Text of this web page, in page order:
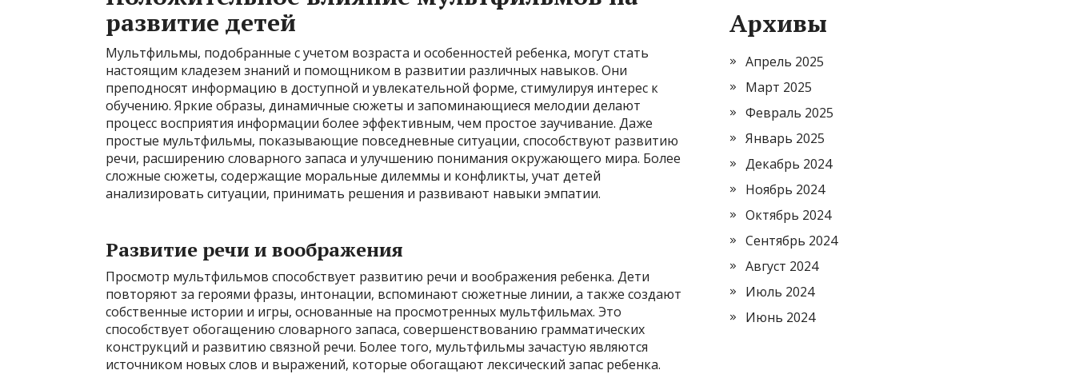
развитие детей
Мультфильмы, подобранные с учетом возраста и особенностей ребенка, могут стать
настоящим кладезем знаний и помощником в развитии различных навыков. Они
преподносят информацию в доступной и увлекательной форме, стимулируя интерес к
обучению. Яркие образы, динамичные сюжеты и запоминающиеся мелодии делают
процесс восприятия информации более эффективным, чем простое заучивание. Даже
простые мультфильмы, показывающие повседневные ситуации, способствуют развитию
речи, расширению словарного запаса и улучшению понимания окружающего мира. Более
сложные сюжеты, содержащие моральные дилеммы и конфликты, учат детей
анализировать ситуации, принимать решения и развивают навыки эмпатии.
Развитие речи и воображения
Просмотр мультфильмов способствует развитию речи и воображения ребенка. Дети
повторяют за героями фразы, интонации, вспоминают сюжетные линии, а также создают
собственные истории и игры, основанные на просмотренных мультфильмах. Это
способствует обогащению словарного запаса, совершенствованию грамматических
конструкций и развитию связной речи. Более того, мультфильмы зачастую являются
источником новых слов и выражений, которые обогащают лексический запас ребенка.
Архивы
Апрель 2025
Март 2025
Февраль 2025
Январь 2025
Декабрь 2024
Ноябрь 2024
Октябрь 2024
Сентябрь 2024
Август 2024
Июль 2024
Июнь 2024